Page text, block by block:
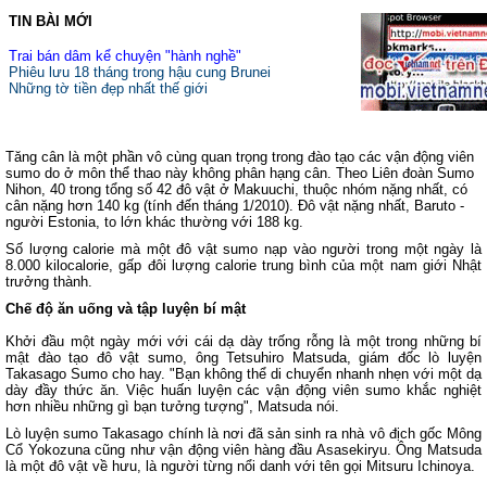
TIN BÀI MỚI
Trai bán dâm kể chuyện "hành nghề"
Phiêu lưu 18 tháng trong hậu cung Brunei
Những tờ tiền đẹp nhất thế giới
Tăng cân là một phần vô cùng quan trọng trong đào tạo các vận động viên
sumo do ở môn thể thao này không phân hạng cân. Theo Liên đoàn Sumo
Nihon, 40 trong tổng số 42 đô vật ở Makuuchi, thuộc nhóm nặng nhất, có
cân nặng hơn 140 kg (tính đến tháng 1/2010). Đô vật nặng nhất, Baruto -
người Estonia, to lớn khác thường với 188 kg.
Số lượng calorie mà một đô vật sumo nạp vào người trong một ngày là
8.000 kilocalorie, gấp đôi lượng calorie trung bình của một nam giới Nhật
trưởng thành.
Chế độ ăn uống và tập luyện bí mật
Khởi đầu một ngày mới với cái dạ dày trống rỗng là một trong những bí
mật đào tạo đô vật sumo, ông Tetsuhiro Matsuda, giám đốc lò luyện
Takasago Sumo cho hay. "Bạn không thể di chuyển nhanh nhẹn với một dạ
dày đầy thức ăn. Việc huấn luyện các vận động viên sumo khắc nghiệt
hơn nhiều những gì bạn tưởng tượng", Matsuda nói.
Lò luyện sumo Takasago chính là nơi đã sản sinh ra nhà vô địch gốc Mông
Cổ Yokozuna cũng như vận động viên hàng đầu Asasekiryu. Ông Matsuda
là một đô vật về hưu, là người từng nổi danh với tên gọi Mitsuru Ichinoya.